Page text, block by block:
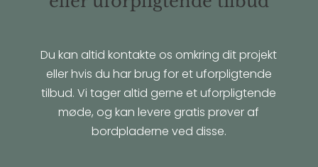
Du kan altid kontakte os omkring dit projekt
eller hvis du har brug for et uforpligtende
tilbud. Vi tager altid gerne et uforpligtende
møde, og kan levere gratis prøver af
bordpladerne ved disse.